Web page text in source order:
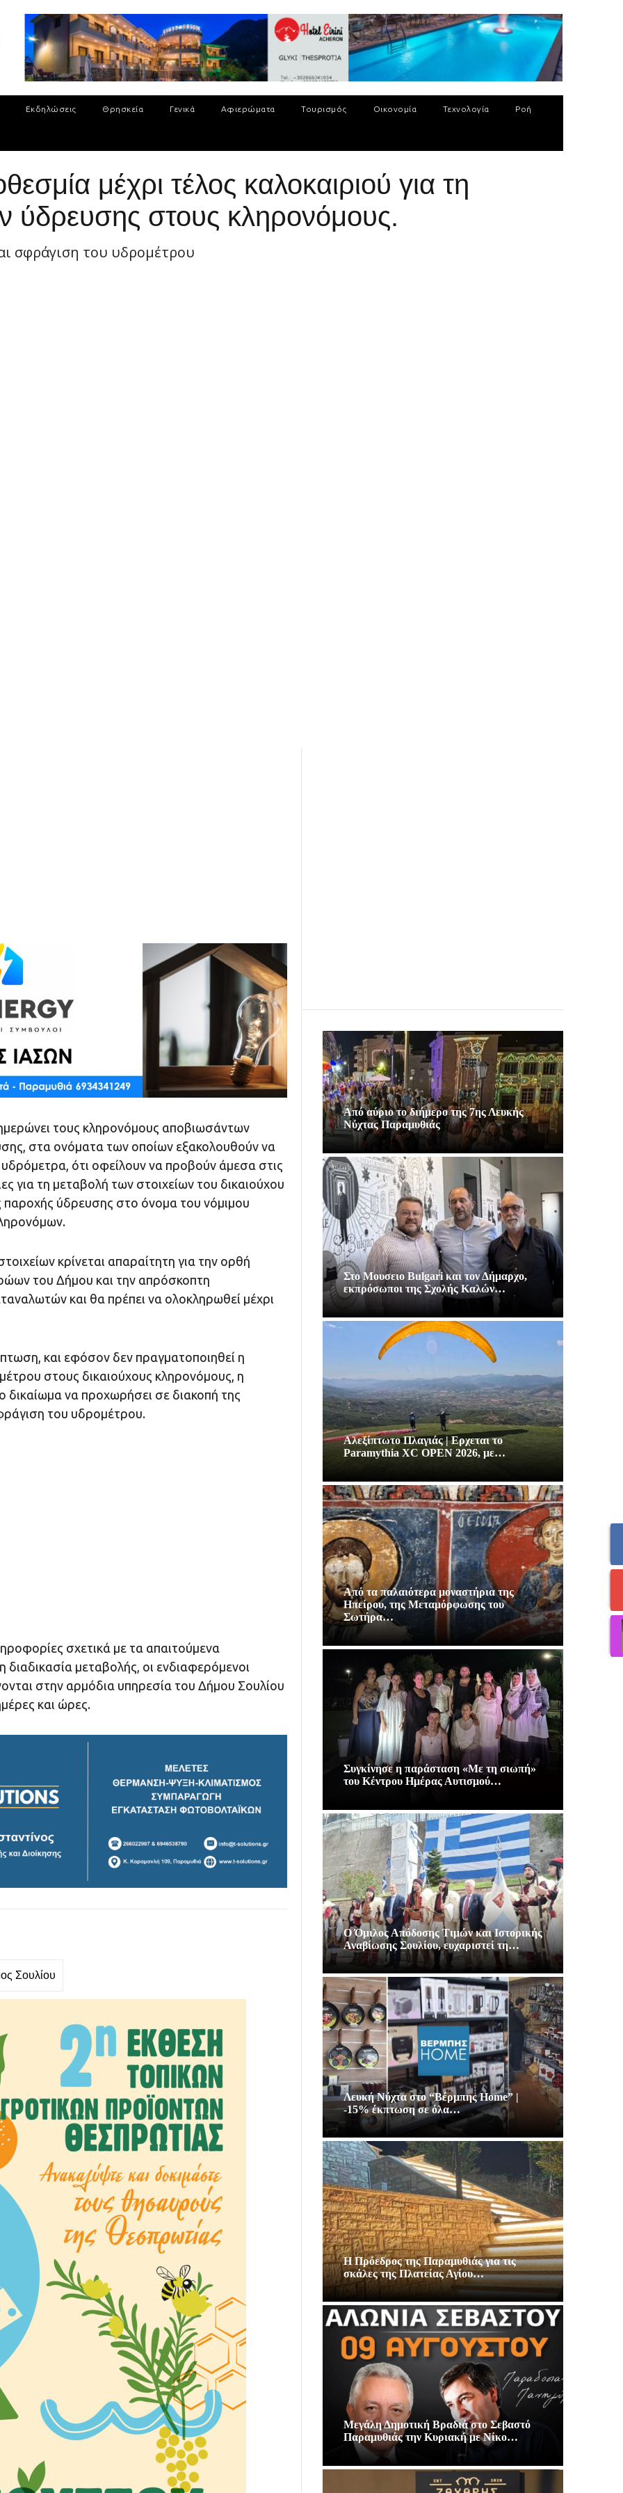
Εκδηλώσεις Θρησκεία Γενικά Αφιερώματα Τουρισμός Οικονομία Τεχνολογία Ροή
μέχρι τέλος καλοκαιριού για τη
ύδρευσης στους κληρονόμους.
σφράγιση του υδρομέτρου
τους κληρονόμους αποβιωσάντων
στα ονόματα των οποίων εξακολουθούν να
ότι οφείλουν να προβούν άμεσα στις
για τη μεταβολή των στοιχείων του δικαιούχου
παροχής ύδρευσης στο όνομα του νόμιμου
κρίνεται απαραίτητη για την ορθή
του Δήμου και την απρόσκοπτη
και θα πρέπει να ολοκληρωθεί μέχρι
και εφόσον δεν πραγματοποιηθεί η
στους δικαιούχους κληρονόμους, η
δικαίωμα να προχωρήσει σε διακοπή της
του υδρομέτρου.
σχετικά με τα απαιτούμενα
διαδικασία μεταβολής, οι ενδιαφερόμενοι
στην αρμόδια υπηρεσία του Δήμου Σουλίου
και ώρες.
Σουλίου
Από αύριο το διήμερο της 7ης Λευκής
Νύχτας Παραμυθιάς
Στο Μουσειο Bulgari και τον Δήμαρχο,
εκπρόσωποι της Σχολής Καλών…
Αλεξίπτωτο Πλαγιάς | Ερχεται το
Paramythia XC OPEN 2026, με…
Από τα παλαιότερα μοναστήρια της
Ηπείρου, της Μεταμόρφωσης του
Σωτήρα…
Συγκίνησε η παράσταση «Με τη σιωπή»
του Κέντρου Ημέρας Αυτισμού…
Ο Όμιλος Απόδοσης Τιμών και Ιστορικής
Αναβίωσης Σουλίου, ευχαριστεί τη…
Λευκή Νύχτα στο “Βέρμπης Home” |
-15% έκπτωση σε όλα…
Η Πρόεδρος της Παραμυθιάς για τις
σκάλες της Πλατείας Αγίου…
Μεγάλη Δημοτική Βραδιά στο Σεβαστό
Παραμυθιάς την Κυριακή με Νίκο…